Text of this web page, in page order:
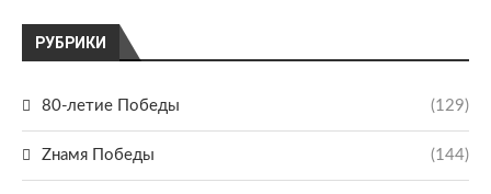
РУБРИКИ
80-летие Победы (129)
Zнамя Победы (144)